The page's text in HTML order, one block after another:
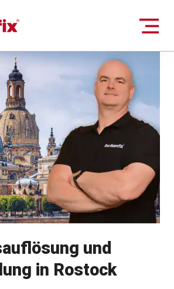
und
in Rostock